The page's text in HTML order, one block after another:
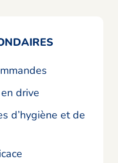
drive
d’hygiène et de